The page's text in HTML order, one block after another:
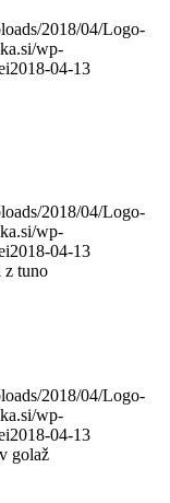
2018/04/Logo-
wp-
2018-04-13
2018/04/Logo-
wp-
2018-04-13
z tuno
2018/04/Logo-
wp-
2018-04-13
golaž